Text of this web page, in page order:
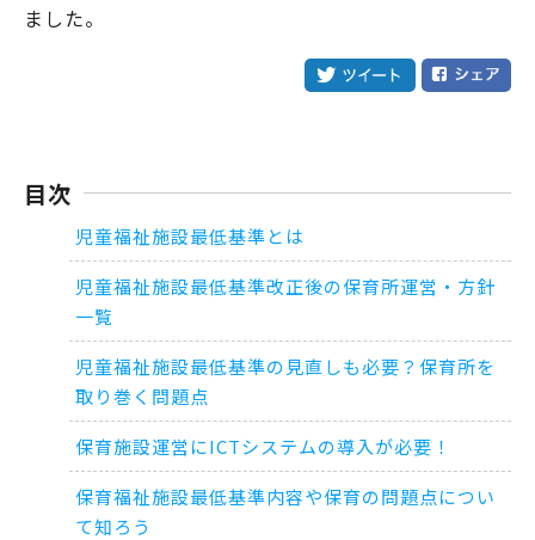
ました。
目次
児童福祉施設最低基準とは
児童福祉施設最低基準改正後の保育所運営・方針
一覧
児童福祉施設最低基準の見直しも必要？保育所を
取り巻く問題点
保育施設運営にICTシステムの導入が必要！
保育福祉施設最低基準内容や保育の問題点につい
て知ろう